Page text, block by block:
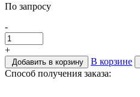
По запросу
-
+
Добавить в корзину В корзине
Способ получения заказа: